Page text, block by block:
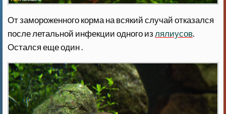
От замороженного корма на всякий случай отказался
после летальной инфекции одного излялиусов.
Остался еще один .